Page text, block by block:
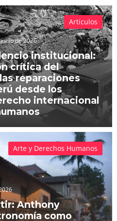
de 2026
institucional:
crítica del
reparaciones
desde los
internacional
Artículos
Anthony
como
Arte y Derechos Humanos